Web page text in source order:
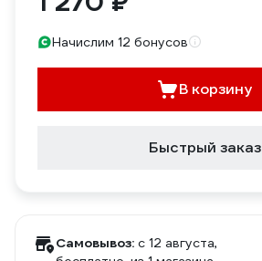
Начислим 12 бонусов
В корзину
Быстрый заказ
Самовывоз: c 12 августа,